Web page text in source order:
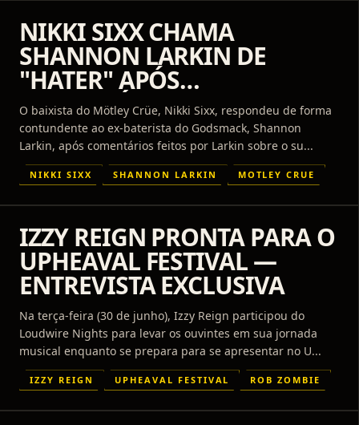
NIKKI SIXX CHAMA
SHANNON LARKIN DE
"HATER" APÓS
COMENTÁRIOS RECENTES
SOBRE O MÖTLEY CRÜE
O baixista do Mötley Crüe, Nikki Sixx, respondeu de forma
contundente ao ex-baterista do Godsmack, Shannon
Larkin, após comentários feitos por Larkin sobre o su...
NIKKI SIXX SHANNON LARKIN MOTLEY CRUE
IZZY REIGN PRONTA PARA O
UPHEAVAL FESTIVAL —
ENTREVISTA EXCLUSIVA
Na terça-feira (30 de junho), Izzy Reign participou do
Loudwire Nights para levar os ouvintes em sua jornada
musical enquanto se prepara para se apresentar no U...
IZZY REIGN UPHEAVAL FESTIVAL ROB ZOMBIE